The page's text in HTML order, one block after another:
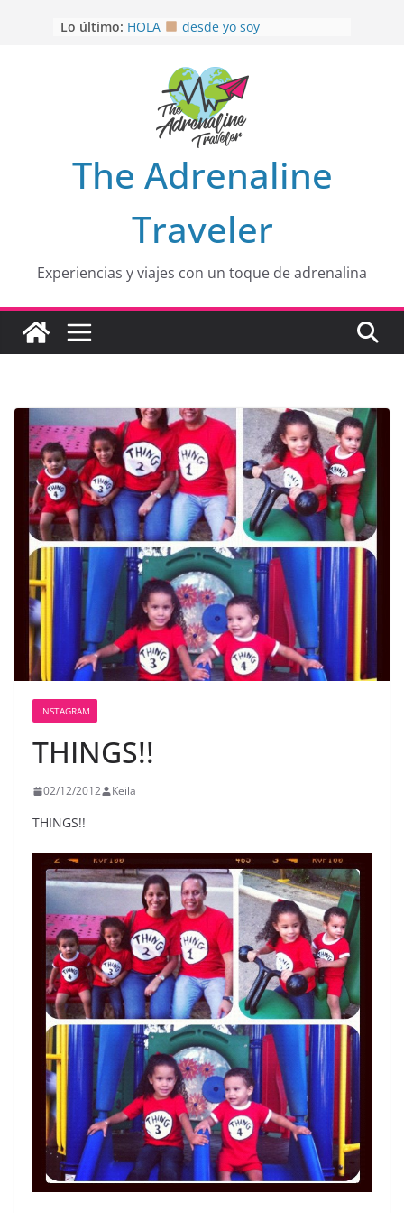
Lo último: HOLA
desde yo soy
EL SENDERO DEL CACAO: Excelente
opción
HOSPEDAJE AL NATURALSHH !!
OTRA PERSPECTIVA de RÍO EL
MULITO!
The Adrenaline
Traveler
Experiencias y viajes con un toque de adrenalina
INSTAGRAM
THINGS!!
02/12/2012 Keila
THINGS!!